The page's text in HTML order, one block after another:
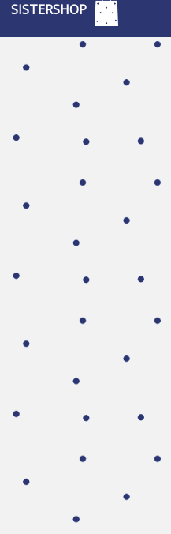
SISTERSHOP